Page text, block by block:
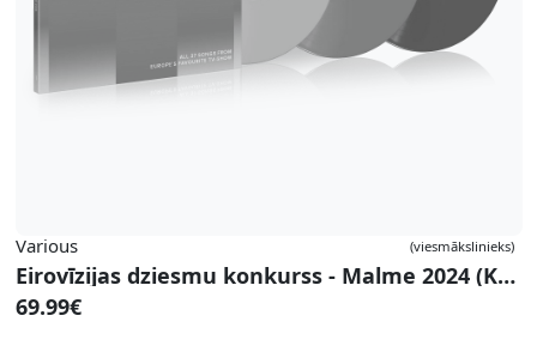
Various (viesmākslinieks)
Eirovīzijas dziesmu konkurss - Malme 2024 (Krāsains vinils)
69.99€